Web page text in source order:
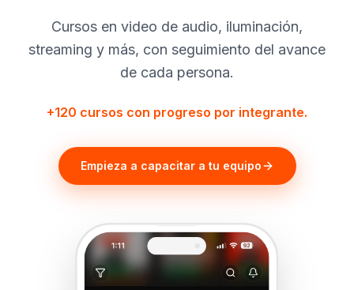
Cursos en video de audio, iluminación,
streaming y más, con seguimiento del avance
de cada persona.
+120 cursos con progreso por integrante.
Empieza a capacitar a tu equipo